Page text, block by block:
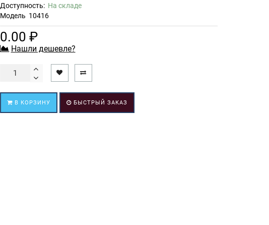
Доступность: На складе
Модель 10416
0.00 ₽
Нашли дешевле?
В КОРЗИНУ БЫСТРЫЙ ЗАКАЗ